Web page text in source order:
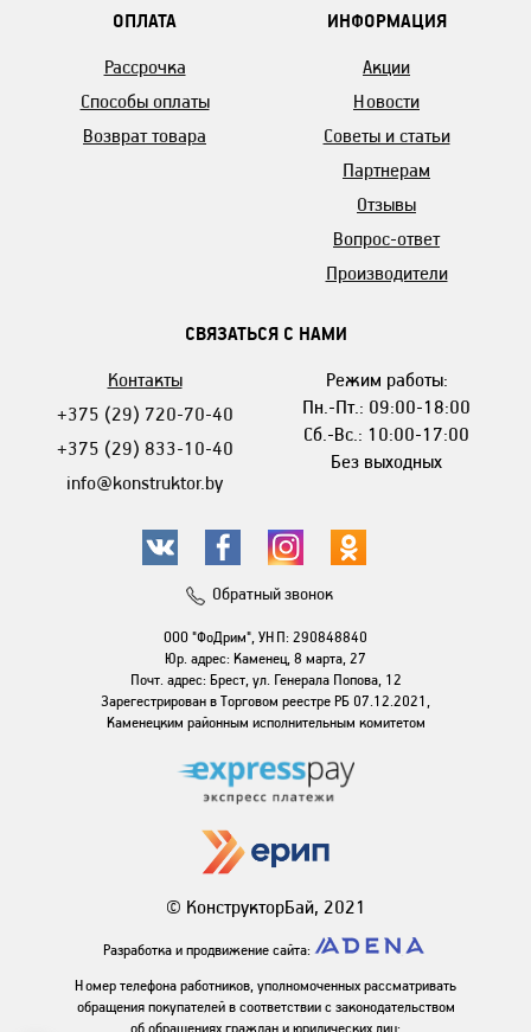
ОПЛАТА
Рассрочка
Способы оплаты
Возврат товара
ИНФОРМАЦИЯ
Акции
Новости
Советы и статьи
Партнерам
Отзывы
Вопрос-ответ
Производители
СВЯЗАТЬСЯ С НАМИ
Контакты
+375 (29) 720-70-40
+375 (29) 833-10-40
info@konstruktor.by
Режим работы:
Пн.-Пт.: 09:00-18:00
Сб.-Вс.: 10:00-17:00
Без выходных
Обратный звонок
ООО "ФоДрим", УНП: 290848840
Юр. адрес: Каменец, 8 марта, 27
Почт. адрес: Брест, ул. Генерала Попова, 12
Зарегестрирован в Торговом реестре РБ 07.12.2021,
Каменецким районным исполнительным комитетом
© КонструкторБай, 2021
Разработка и продвижение сайта:
Номер телефона работников, уполномоченных рассматривать
обращения покупателей в соответствии с законодательством
об обращениях граждан и юридических лиц: